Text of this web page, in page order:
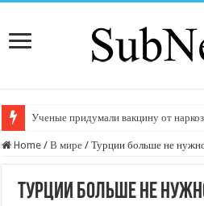
Ученые придумали вакцину от
Home / В мире / Турции больше не
Турции больше не